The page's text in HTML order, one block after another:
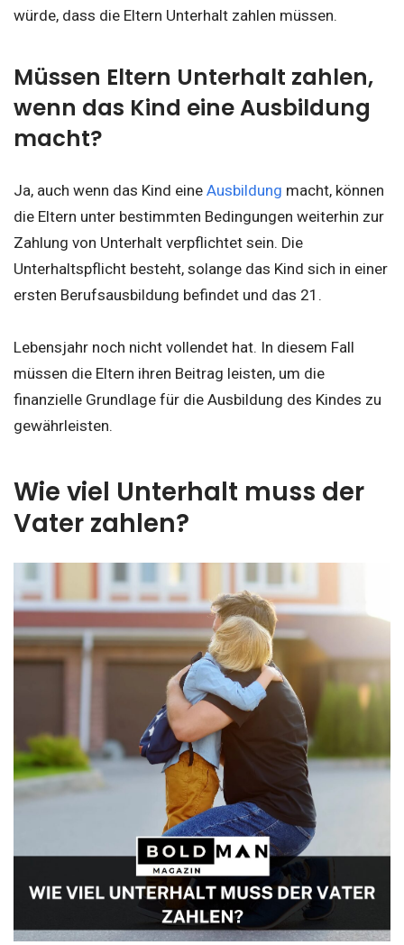
würde, dass die Eltern Unterhalt zahlen müssen.
Müssen Eltern Unterhalt zahlen,
wenn das Kind eine Ausbildung
macht?
Ja, auch wenn das Kind eine Ausbildung macht, können
die Eltern unter bestimmten Bedingungen weiterhin zur
Zahlung von Unterhalt verpflichtet sein. Die
Unterhaltspflicht besteht, solange das Kind sich in einer
ersten Berufsausbildung befindet und das 21.
Lebensjahr noch nicht vollendet hat. In diesem Fall
müssen die Eltern ihren Beitrag leisten, um die
finanzielle Grundlage für die Ausbildung des Kindes zu
gewährleisten.
Wie viel Unterhalt muss der
Vater zahlen?